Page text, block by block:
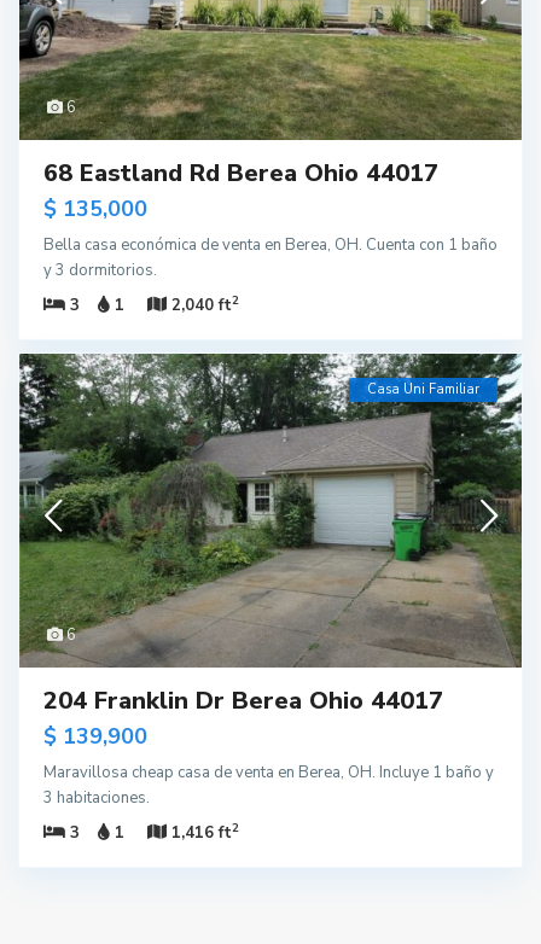
6
68 Eastland Rd Berea Ohio 44017
$ 135,000
Bella casa económica de venta en Berea, OH. Cuenta con 1 baño
y 3 dormitorios.
3
1 2,040 ft2
6
Casa Uni Familiar
204 Franklin Dr Berea Ohio 44017
$ 139,900
Maravillosa cheap casa de venta en Berea, OH. Incluye 1 baño y
3 habitaciones.
3
1 1,416 ft2